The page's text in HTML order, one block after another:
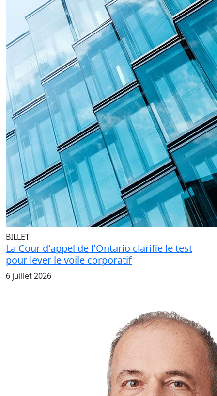
BILLET
La Cour d'appel de l'Ontario clarifie le test
pour lever le voile corporatif
6 juillet 2026